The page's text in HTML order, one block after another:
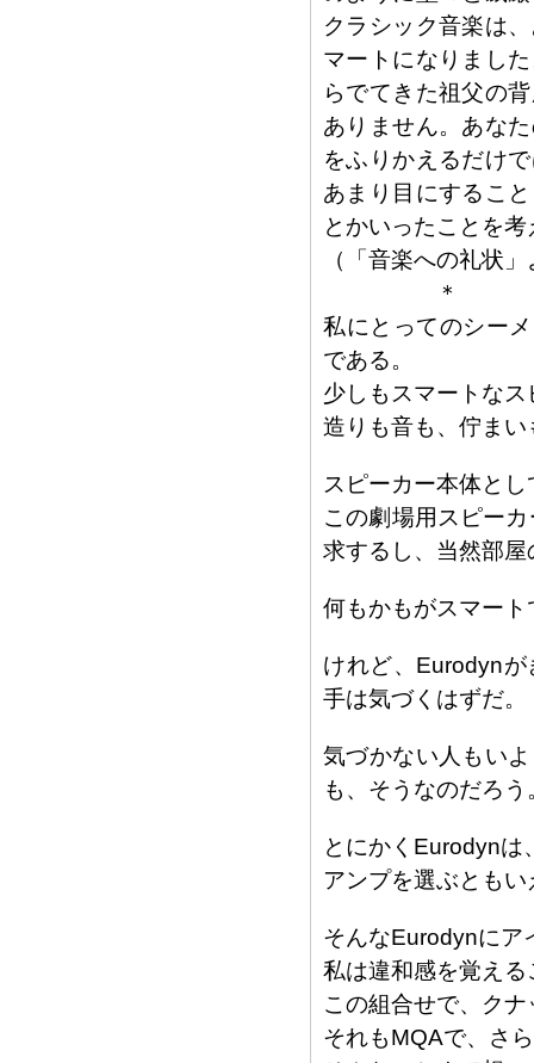
クラシック音楽は
マートになりまし
らでてきた祖父の
ありません。あな
をふりかえるだけ
あまり目にするこ
とかいったことを考
（「音楽への礼状
＊
私にとってのシー
である。
少しもスマートな
造りも音も、佇ま
スピーカー本体と
この劇場用スピー
求するし、当然部
何もかもがスマート
けれど、Eurodyn
手は気づくはずだ。
気づかない人もい
も、そうなのだろう
とにかくEurodynは
アンプを選ぶともい
そんなEurodynにア
私は違和感を覚え
この組合せで、ク
それもMQAで、さ